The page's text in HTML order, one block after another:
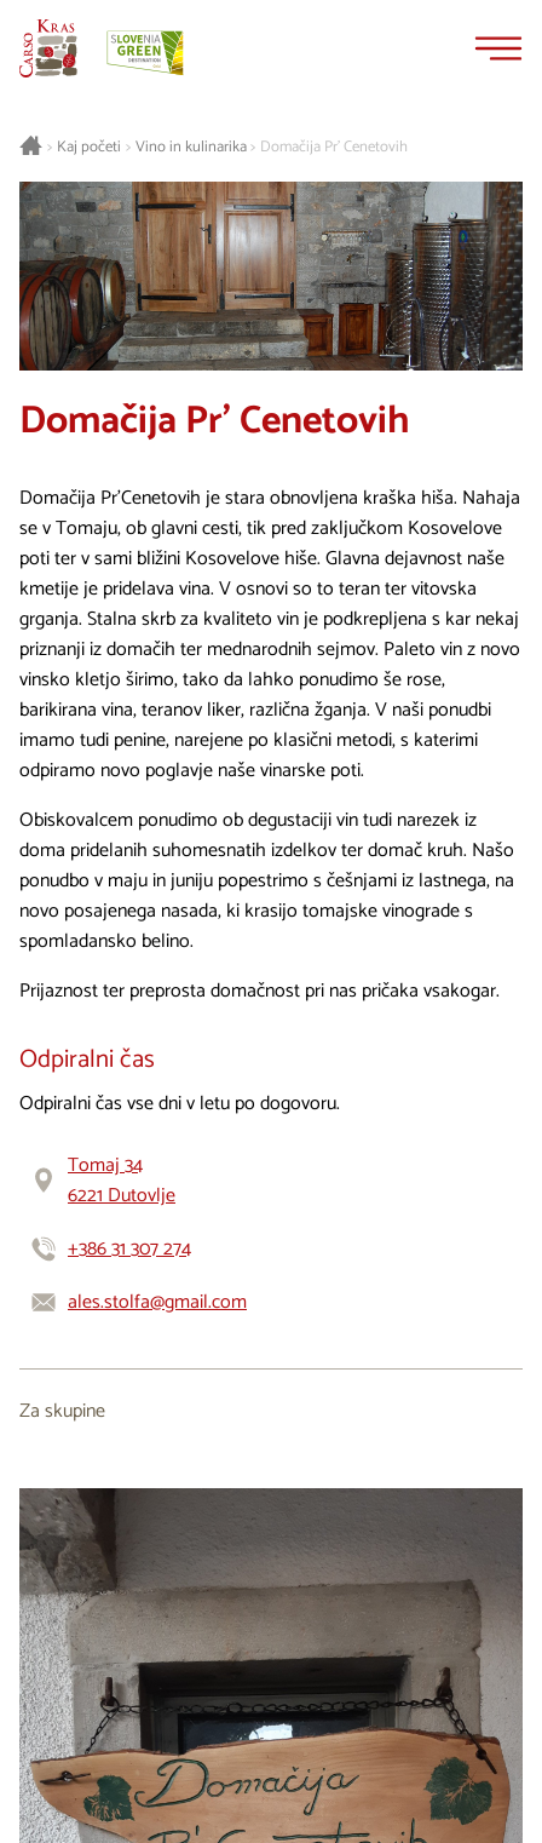
> Kaj početi > Vino in kulinarika> Domačija Pr' Cenetovih
Domačija Pr' Cenetovih
Domačija Pr'Cenetovih je stara obnovljena kraška hiša. Nahaja
se v Tomaju, ob glavni cesti, tik pred zaključkom Kosovelove
poti ter v sami bližini Kosovelove hiše. Glavna dejavnost naše
kmetije je pridelava vina. V osnovi so to teran ter vitovska
grganja. Stalna skrb za kvaliteto vin je podkrepljena s kar nekaj
priznanji iz domačih ter mednarodnih sejmov. Paleto vin z novo
vinsko kletjo širimo, tako da lahko ponudimo še rose,
barikirana vina, teranov liker, različna žganja. V naši ponudbi
imamo tudi penine, narejene po klasični metodi, s katerimi
odpiramo novo poglavje naše vinarske poti.
Obiskovalcem ponudimo ob degustaciji vin tudi narezek iz
doma pridelanih suhomesnatih izdelkov ter domač kruh. Našo
ponudbo v maju in juniju popestrimo s češnjami iz lastnega, na
novo posajenega nasada, ki krasijo tomajske vinograde s
spomladansko belino.
Prijaznost ter preprosta domačnost pri nas pričaka vsakogar.
Odpiralni čas
Odpiralni čas vse dni v letu po dogovoru.
Tomaj 34
6221 Dutovlje
+386 31 307 274
ales.stolfa@gmail.com
Za skupine